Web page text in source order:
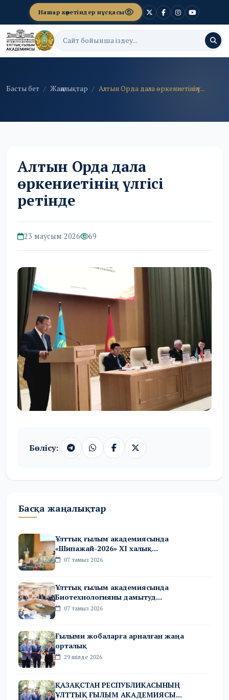
Нашар көретіндер нұсқасы
Басты бет Жаңалықтар Алтын Орда дала өркениетінің ү...
Алтын Орда дала
өркениетінің үлгісі
ретінде
23 маусым 2026 69
Бөлісу:
Басқа жаңалықтар
Ұлттық ғылым академиясында
«Шипажай-2026» XI халық...
07 тамыз 2026
Ұлттық ғылым академиясында
Биотехнологияны дамытуд...
07 тамыз 2026
Ғылыми жобаларға арналған жаңа
орталық
29 шілде 2026
ҚАЗАҚСТАН РЕСПУБЛИКАСЫНЫҢ
ҰЛТТЫҚ ҒЫЛЫМ АКАДЕМИЯСЫ...